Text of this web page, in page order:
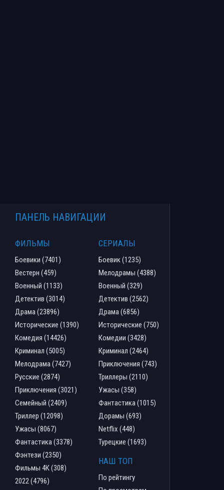
ПАНЕЛЬ НАВИГАЦИИ
ФИЛЬМЫ
Боевики (7401)
Вестерн (459)
Военный (1133)
Детектив (3014)
Драма (23896)
Исторические (1390)
Комедия (14426)
Криминал (5005)
Мелодрама (7427)
Русские (2874)
Приключения (3021)
Семейный (2409)
Триллер (12098)
Ужасы (8067)
Фантастика (3378)
Фэнтези (2350)
Фильмы 4К (308)
2022 (4796)
СЕРИАЛЫ
Боевик (1235)
Мелодрамы (4388)
Военный (329)
Детектив (2562)
Драма (6856)
Исторические (750)
Комедии (3428)
Криминал (2464)
Приключения (743)
Триллеры (2110)
Ужасы (358)
Фантастика (1015)
Дорамы (693)
Netflix (448)
Турецкие (1693)
НАШ ТОП
По рейтингу